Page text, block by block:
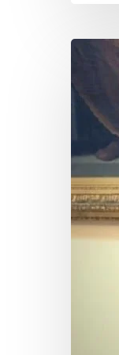
oración
“concisa”!
Motus
Christi